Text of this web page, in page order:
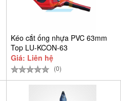
Kéo cắt ống nhựa PVC 63mm
Top LU-KCON-63
Giá: Liên hệ
(0)